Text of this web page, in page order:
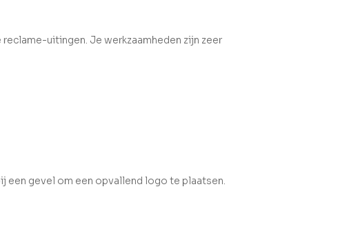
uitingen. Je werkzaamheden zijn zeer
een gevel om een opvallend logo te plaatsen.